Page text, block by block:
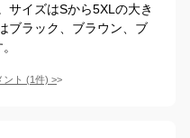
サイズはSから5XLの大き
ブラック、ブラウン、ブ
ト (1件) >